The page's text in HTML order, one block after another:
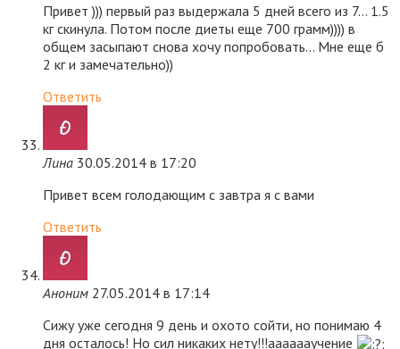
Привет ))) первый раз выдержала 5 дней всего из 7… 1.5
кг скинула. Потом после диеты еще 700 грамм)))) в
общем засыпают снова хочу попробовать… Мне еще б
2 кг и замечательно))
Ответить
Лина 30.05.2014 в 17:20
Привет всем голодающим с завтра я с вами
Ответить
Аноним 27.05.2014 в 17:14
Сижу уже сегодня 9 день и охото сойти, но понимаю 4
дня осталось! Но сил никаких нету!!!ааааааучение